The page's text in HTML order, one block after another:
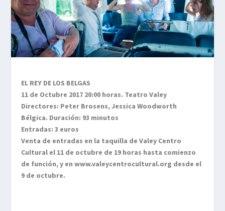
EL REY DE LOS BELGAS
11 de Octubre 2017 20:00 horas. Teatro Valey
Directores: Peter Brosens, Jessica Woodworth
Bélgica. Duración: 93 minutos
Entradas: 3 euros
Venta de entradas en la taquilla de Valey Centro
Cultural el 11 de octubre de 19 horas hasta comienzo
de función, y en www.valeycentrocultural.org desde el
9 de octubre.